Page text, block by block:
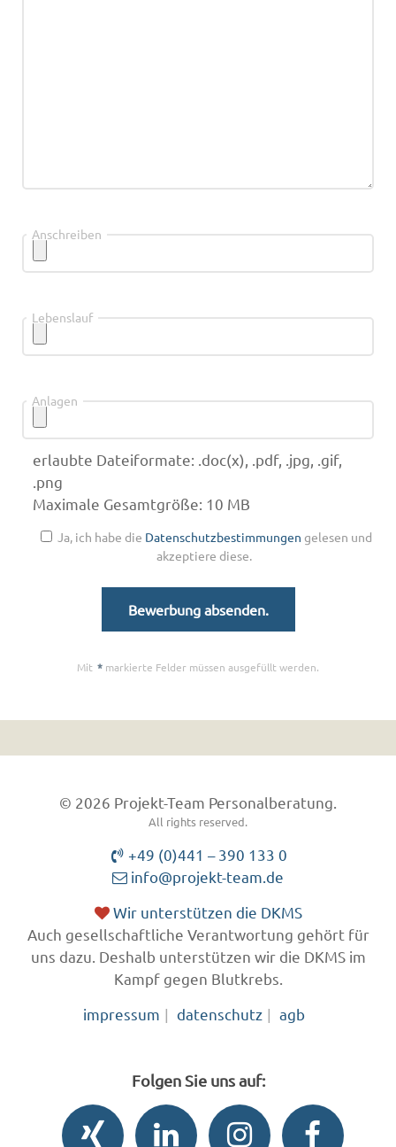
Anschreiben
Lebenslauf
Anlagen
erlaubte Dateiformate: .doc(x), .pdf, .jpg, .gif,
.png
Maximale Gesamtgröße: 10 MB
Ja, ich habe die Datenschutzbestimmungen gelesen und
akzeptiere diese.
Mit *markierte Felder müssen ausgefüllt werden.
© 2026 Projekt-Team Personalberatung.
All rights reserved.
+49 (0)441 – 390 133 0
info@projekt-team.de
Wir unterstützen die DKMS
Auch gesellschaftliche Verantwortung gehört für
uns dazu. Deshalb unterstützen wir die DKMS im
Kampf gegen Blutkrebs.
impressum
datenschutz agb
Folgen Sie uns auf: